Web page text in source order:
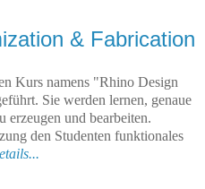
& Fabrication
Kurs namens "Rhino Design
Sie werden lernen, genaue
und bearbeiten.
den Studenten funktionales